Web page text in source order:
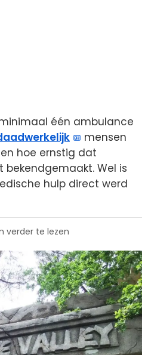
één ambulance
mensen
hoe ernstig dat
bekendgemaakt. Wel is
hulp direct werd
verder te lezen